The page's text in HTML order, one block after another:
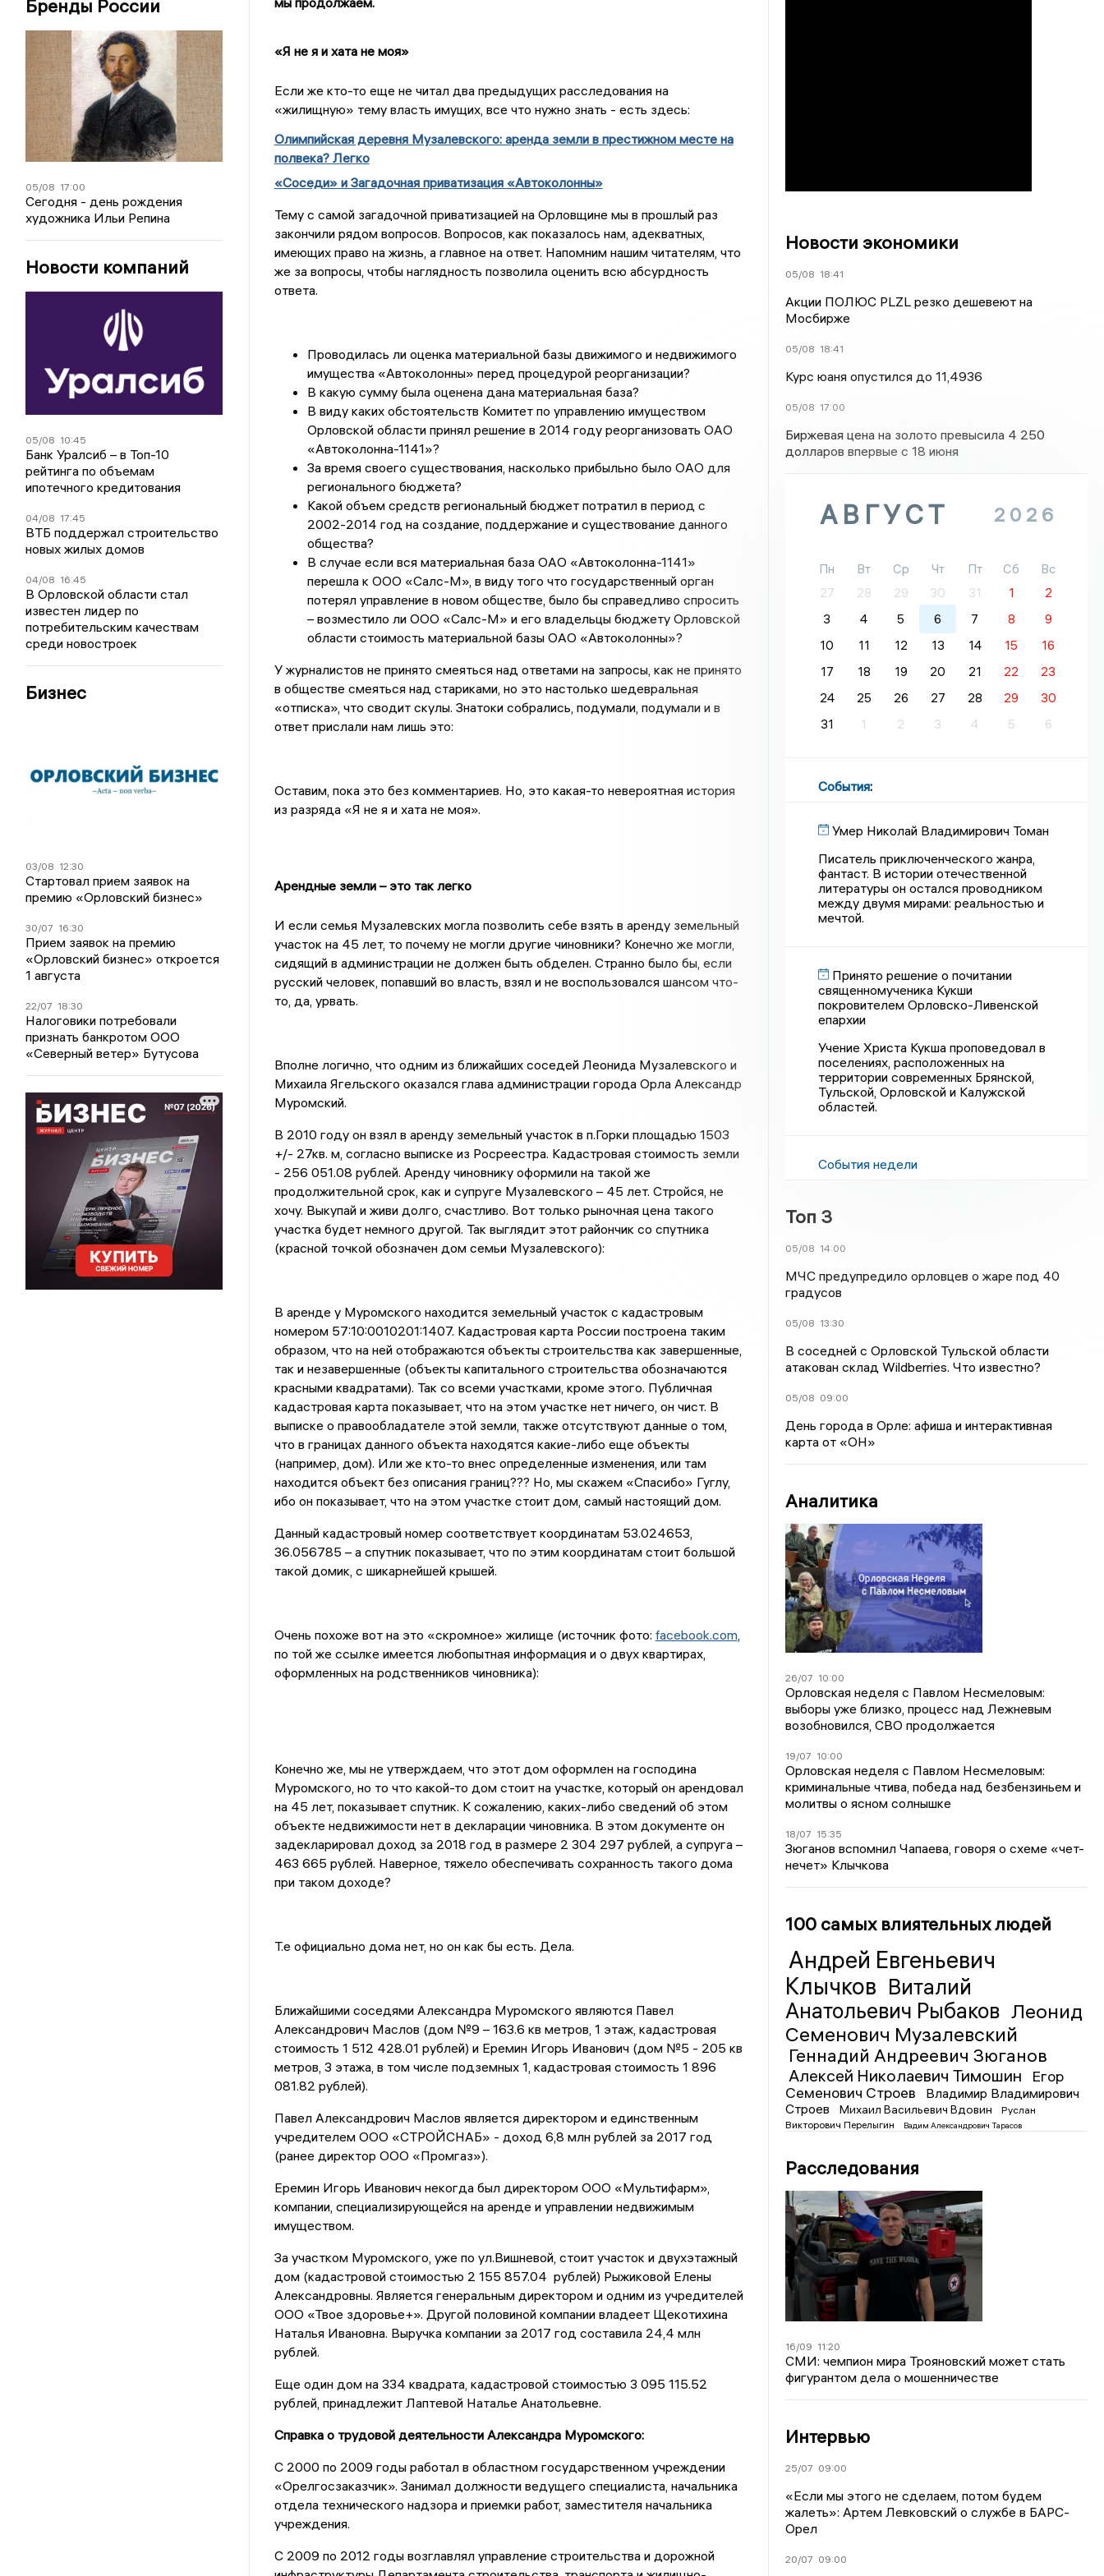
Бренды России
05/08 17:00
Сегодня - день рождения
художника Ильи Репина
Новости компаний
05/08 10:45
Банк Уралсиб – в Топ-10
рейтинга по объемам
ипотечного кредитования
04/08 17:45
ВТБ поддержал строительство
новых жилых домов
04/08 16:45
В Орловской области стал
известен лидер по
потребительским качествам
среди новостроек
Бизнес
03/08 12:30
Стартовал прием заявок на
премию «Орловский бизнес»
30/07 16:30
Прием заявок на премию
«Орловский бизнес» откроется
1 августа
22/07 18:30
Налоговики потребовали
признать банкротом ООО
«Северный ветер» Бутусова
«Я не я и хата не моя»
Если же кто-то еще не читал два предыдущих расследования на
«жилищную» тему власть имущих, все что нужно знать - есть здесь:
Олимпийская деревня Музалевского: аренда земли в престижном месте на
полвека? Легко
«Соседи» и Загадочная приватизация «Автоколонны»
Тему с самой загадочной приватизацией на Орловщине мы в прошлый раз
закончили рядом вопросов. Вопросов, как показалось нам, адекватных,
имеющих право на жизнь, а главное на ответ. Напомним нашим читателям, что
же за вопросы, чтобы наглядность позволила оценить всю абсурдность
ответа.
Проводилась ли оценка материальной базы движимого и недвижимого
имущества «Автоколонны» перед процедурой реорганизации?
В какую сумму была оценена дана материальная база?
В виду каких обстоятельств Комитет по управлению имуществом
Орловской области принял решение в 2014 году реорганизовать ОАО
«Автоколонна-1141»?
За время своего существования, насколько прибыльно было ОАО для
регионального бюджета?
Какой объем средств региональный бюджет потратил в период с
2002-2014 год на создание, поддержание и существование данного
общества?
В случае если вся материальная база ОАО «Автоколонна-1141»
перешла к ООО «Салс-М», в виду того что государственный орган
потерял управление в новом обществе, было бы справедливо спросить
– возместило ли ООО «Салс-М» и его владельцы бюджету Орловской
области стоимость материальной базы ОАО «Автоколонны»?
У журналистов не принято смеяться над ответами на запросы, как не принято
в обществе смеяться над стариками, но это настолько шедевральная
«отписка», что сводит скулы. Знатоки собрались, подумали, подумали и в
ответ прислали нам лишь это:
Оставим, пока это без комментариев. Но, это какая-то невероятная история
из разряда «Я не я и хата не моя».
Арендные земли – это так легко
И если семья Музалевских могла позволить себе взять в аренду земельный
участок на 45 лет, то почему не могли другие чиновники? Конечно же могли,
сидящий в администрации не должен быть обделен. Странно было бы, если
русский человек, попавший во власть, взял и не воспользовался шансом что-
то, да, урвать.
Вполне логично, что одним из ближайших соседей Леонида Музалевского и
Михаила Ягельского оказался глава администрации города Орла Александр
Муромский.
В 2010 году он взял в аренду земельный участок в п.Горки площадью 1503
+/- 27кв. м, согласно выписке из Росреестра. Кадастровая стоимость земли
- 256 051.08 рублей. Аренду чиновнику оформили на такой же
продолжительной срок, как и супруге Музалевского – 45 лет. Стройся, не
хочу. Выкупай и живи долго, счастливо. Вот только рыночная цена такого
участка будет немного другой. Так выглядит этот райончик со спутника
(красной точкой обозначен дом семьи Музалевского):
В аренде у Муромского находится земельный участок с кадастровым
номером 57:10:0010201:1407. Кадастровая карта России построена таким
образом, что на ней отображаются объекты строительства как завершенные,
так и незавершенные (объекты капитального строительства обозначаются
красными квадратами). Так со всеми участками, кроме этого. Публичная
кадастровая карта показывает, что на этом участке нет ничего, он чист. В
выписке о правообладателе этой земли, также отсутствуют данные о том,
что в границах данного объекта находятся какие-либо еще объекты
(например, дом). Или же кто-то внес определенные изменения, или там
находится объект без описания границ??? Но, мы скажем «Спасибо» Гуглу,
ибо он показывает, что на этом участке стоит дом, самый настоящий дом.
Данный кадастровый номер соответствует координатам 53.024653,
36.056785 – а спутник показывает, что по этим координатам стоит большой
такой домик, с шикарнейшей крышей.
Очень похоже вот на это «скромное» жилище (источник фото: facebook.com,
по той же ссылке имеется любопытная информация и о двух квартирах,
оформленных на родственников чиновника):
Конечно же, мы не утверждаем, что этот дом оформлен на господина
Муромского, но то что какой-то дом стоит на участке, который он арендовал
на 45 лет, показывает спутник. К сожалению, каких-либо сведений об этом
объекте недвижимости нет в декларации чиновника. В этом документе он
задекларировал доход за 2018 год в размере 2 304 297 рублей, а супруга –
463 665 рублей. Наверное, тяжело обеспечивать сохранность такого дома
при таком доходе?
Т.е официально дома нет, но он как бы есть. Дела.
Ближайшими соседями Александра Муромского являются Павел
Александрович Маслов (дом №9 – 163.6 кв метров, 1 этаж, кадастровая
стоимость 1 512 428.01 рублей) и Еремин Игорь Иванович (дом №5 - 205 кв
метров, 3 этажа, в том числе подземных 1, кадастровая стоимость 1 896
081.82 рублей).
Павел Александрович Маслов является директором и единственным
учредителем ООО «СТРОЙСНАБ» - доход 6,8 млн рублей за 2017 год
(ранее директор ООО «Промгаз»).
Еремин Игорь Иванович некогда был директором ООО «Мультифарм»,
компании, специализирующейся на аренде и управлении недвижимым
имуществом.
За участком Муромского, уже по ул.Вишневой, стоит участок и двухэтажный
дом (кадастровой стоимостью 2 155 857.04 рублей) Рыжиковой Елены
Александровны. Является генеральным директором и одним из учредителей
ООО «Твое здоровье+». Другой половиной компании владеет Щекотихина
Наталья Ивановна. Выручка компании за 2017 год составила 24,4 млн
рублей.
Еще один дом на 334 квадрата, кадастровой стоимостью 3 095 115.52
рублей, принадлежит Лаптевой Наталье Анатольевне.
Справка о трудовой деятельности Александра Муромского:
С 2000 по 2009 годы работал в областном государственном учреждении
«Орелгосзаказчик». Занимал должности ведущего специалиста, начальника
отдела технического надзора и приемки работ, заместителя начальника
учреждения.
С 2009 по 2012 годы возглавлял управление строительства и дорожной
Новости экономики
05/08 18:41
Акции ПОЛЮС PLZL резко дешевеют на
Мосбирже
05/08 18:41
Курс юаня опустился до 11,4936
05/08 17:00
Биржевая цена на золото превысила 4 250
долларов впервые с 18 июня
АВГУСТ 2026
Пн Вт Ср Чт Пт Сб
Вс
27
28 29 30 31 1
2
3
4 5 6 7 8
9
10
11 12 13 14 15
16
17
18 19 20 21 22
23
24
25 26 27 28 29
30
31
1 2 3 4 5 6
События:
Умер Николай Владимирович Томан
Писатель приключенческого жанра,
фантаст. В истории отечественной
литературы он остался проводником
между двумя мирами: реальностью и
мечтой.
Принято решение о почитании
священномученика Кукши
покровителем Орловско-Ливенской
епархии
Учение Христа Кукша проповедовал в
поселениях, расположенных на
территории современных Брянской,
Тульской, Орловской и Калужской
областей.
События недели
Топ 3
05/08 14:00
МЧС предупредило орловцев о жаре под 40
градусов
05/08 13:30
В соседней с Орловской Тульской области
атакован склад Wildberries. Что известно?
05/08 09:00
День города в Орле: афиша и интерактивная
карта от «ОН»
Аналитика
26/07 10:00
Орловская неделя с Павлом Несмеловым:
выборы уже близко, процесс над Лежневым
возобновился, СВО продолжается
19/07 10:00
Орловская неделя с Павлом Несмеловым:
криминальные чтива, победа над безбензиньем и
молитвы о ясном солнышке
18/07 15:35
Зюганов вспомнил Чапаева, говоря о схеме «чет-
нечет» Клычкова
100 самых влиятельных людей
Андрей Евгеньевич
Клычков Виталий
Анатольевич Рыбаков Леонид
Семенович Музалевский
Геннадий Андреевич Зюганов
Алексей Николаевич Тимошин
Егор
Семенович Строев
Владимир Владимирович
Строев
Михаил Васильевич Вдовин
Руслан
Викторович Перелыгин
Вадим Александрович Тарасов
Расследования
16/09 11:20
СМИ: чемпион мира Трояновский может стать
фигурантом дела о мошенничестве
Интервью
25/07 09:00
«Если мы этого не сделаем, потом будем
жалеть»: Артем Левковский о службе в БАРС-
Орел
20/07 09:00